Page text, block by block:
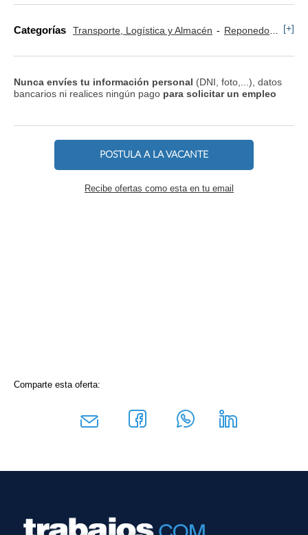
Categorías Transporte, Logística y Almacén Reponedor y Cajero [+]
Nunca envíes tu información personal (DNI, foto,...), datos
bancarios ni realices ningún pago para solicitar un empleo
POSTULA A LA VACANTE
Recibe ofertas como esta en tu email
Comparte esta oferta: